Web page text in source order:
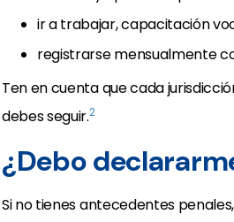
ir a trabajar, capacitación
registrarse mensualmente
Ten en cuenta que cada
debes seguir.2
¿Debo
Si no tienes antecedentes